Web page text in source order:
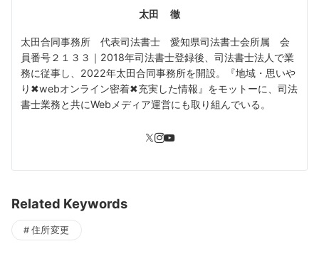
太田 徹
太田合同事務所 代表司法書士 愛知県司法書士会所属 会
員番号２１３３｜2018年司法書士登録後、司法書士法人で業
務に従事し、2022年太田合同事務所を開設。『地域・思いや
り✖︎webオンライン密着✖︎充実した情報』をモットーに、司法
書士業務と共にWebメディア運営にも取り組んでいる。
Related Keywords
住所変更